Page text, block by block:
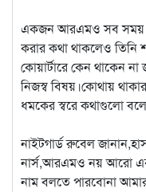
একজন আরএমও সব সময়
করার কথা থাকলেও তিনি
কোয়ার্টারে কেন থাকেন
নিজস্ব বিষয়।কোথায়
ধমকের স্বরে কথাগুলো
নাইটগার্ড রুবেল
নার্স,আরএমও নয় আরো
নাম বলতে পারবোনা